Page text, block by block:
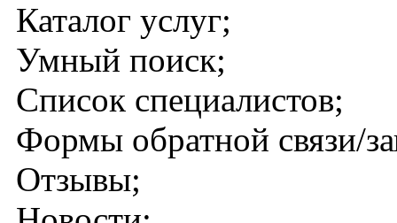
Каталог услуг;
Умный поиск;
Список специалистов;
Формы обратной связи/
Отзывы;